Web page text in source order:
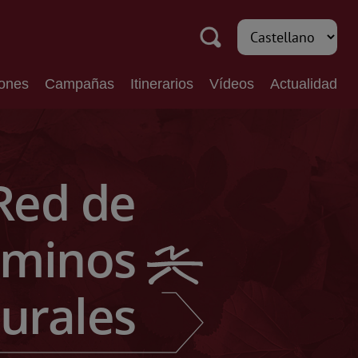
Campañas Itinerarios Vídeos Actualidad
de